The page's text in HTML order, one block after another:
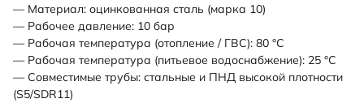
— Материал: оцинкованная сталь (марка 10)
— Рабочее давление: 10 бар
— Рабочая температура (отопление / ГВС): 80 °С
— Рабочая температура (питьевое водоснабжение): 25 °С
— Совместимые трубы: стальные и ПНД высокой плотности
(S5/SDR11)